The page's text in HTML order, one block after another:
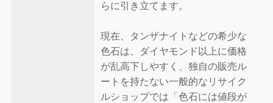
らに引き立てます。
現在、タンザナイトなどの希少な
色石は、ダイヤモンド以上に価格
が乱高下しやすく、独自の販売ル
ートを持たない一般的なリサイク
ルショップでは「色石には値段が